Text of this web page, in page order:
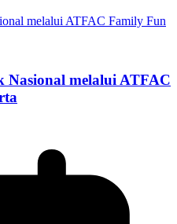
Nasional melalui ATFAC